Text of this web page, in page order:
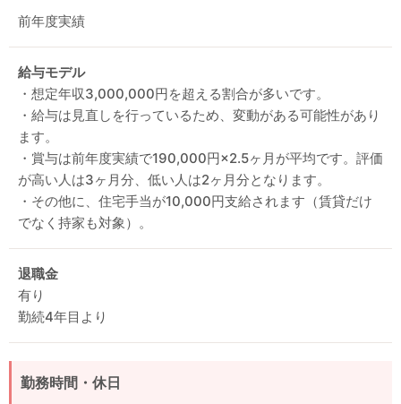
前年度実績
給与モデル
・想定年収3,000,000円を超える割合が多いです。
・給与は見直しを行っているため、変動がある可能性があり
ます。
・賞与は前年度実績で190,000円×2.5ヶ月が平均です。評価
が高い人は3ヶ月分、低い人は2ヶ月分となります。
・その他に、住宅手当が10,000円支給されます（賃貸だけ
でなく持家も対象）。
退職金
有り
勤続4年目より
勤務時間・休日